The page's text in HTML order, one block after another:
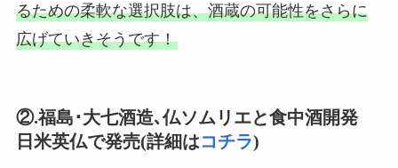
るための柔軟な選択肢は、酒蔵の可能性をさらに
広げていきそうです！
②.福島･大七酒造､仏ソムリエと食中酒開発
日米英仏で発売(詳細はコチラ)